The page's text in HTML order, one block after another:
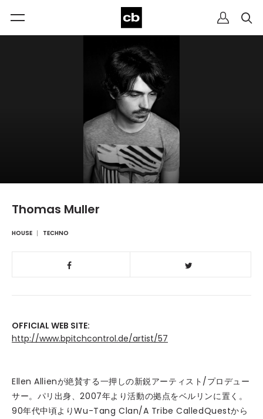
Thomas Muller
HOUSE TECHNO
OFFICIAL WEB SITE:
http://www.bpitchcontrol.de/artist/57
Ellen Allienが絶賛する一押しの新鋭アーティスト/プロデュー
サー。パリ出身、2007年より活動の拠点をベルリンに置く。
90年代中頃よりWu-Tang Clan/A Tribe CalledQuestから